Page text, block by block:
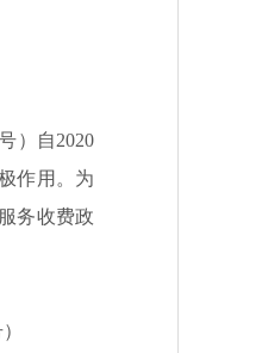
）自2020
作用。 为
务收费政